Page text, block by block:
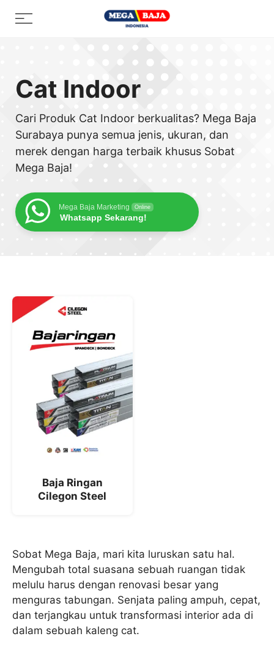
Menu
Cat Indoor
Cari Produk Cat Indoor berkualitas? Mega Baja
Surabaya punya semua jenis, ukuran, dan
merek dengan harga terbaik khusus Sobat
Mega Baja!
Mega Baja Marketing Online
Whatsapp Sekarang!
Baja Ringan
Cilegon Steel
Sobat Mega Baja, mari kita luruskan satu hal.
Mengubah total suasana sebuah ruangan tidak
melulu harus dengan renovasi besar yang
menguras tabungan. Senjata paling ampuh, cepat,
dan terjangkau untuk transformasi interior ada di
dalam sebuah kaleng cat.